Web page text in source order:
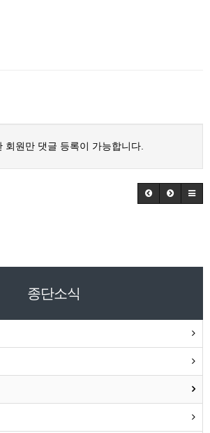
회원만 댓글 등록이 가능합니다.
종단소식